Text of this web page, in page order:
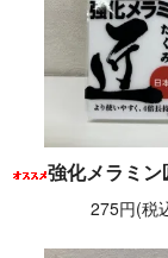
強化メラミン
275円(税